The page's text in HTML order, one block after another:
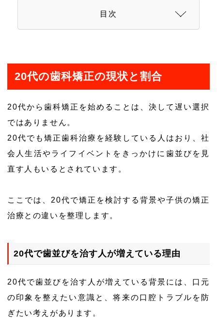
目次
20代の歯科矯正の現状と割合
20代から歯科矯正を始めることは、決して遅い選択
ではありません。
20代でも矯正歯科治療を経験している人はおり、社
会人生活やライフイベントをきっかけに歯並びを見
直す人もいるとされています。
ここでは、20代で矯正を検討する背景や子供の矯正
治療との違いを整理します。
20代で歯並びを治す人が増えている理由
20代で歯並びを治す人が増えている背景には、口元
の印象を整えたい意識と、将来の口腔トラブルを防
ぎたい考えがあります。